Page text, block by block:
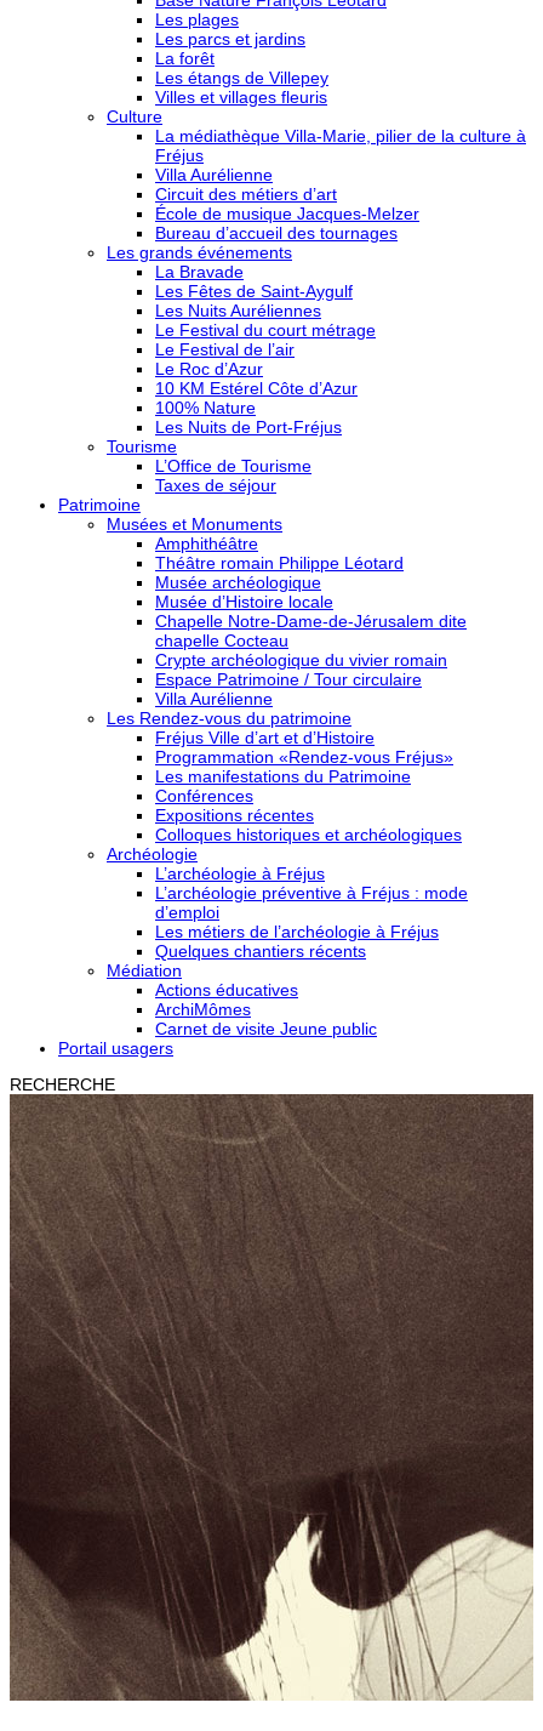
Les plages
Les parcs et jardins
La forêt
Les étangs de Villepey
Villes et villages fleuris
Culture
La médiathèque Villa-Marie, pilier de la culture à
Fréjus
Villa Aurélienne
Circuit des métiers d’art
École de musique Jacques-Melzer
Bureau d’accueil des tournages
Les grands événements
La Bravade
Les Fêtes de Saint-Aygulf
Les Nuits Auréliennes
Le Festival du court métrage
Le Festival de l’air
Le Roc d’Azur
10 KM Estérel Côte d’Azur
100% Nature
Les Nuits de Port-Fréjus
Tourisme
L’Office de Tourisme
Taxes de séjour
Patrimoine
Musées et Monuments
Amphithéâtre
Théâtre romain Philippe Léotard
Musée archéologique
Musée d’Histoire locale
Chapelle Notre-Dame-de-Jérusalem dite
chapelle Cocteau
Crypte archéologique du vivier romain
Espace Patrimoine / Tour circulaire
Villa Aurélienne
Les Rendez-vous du patrimoine
Fréjus Ville d’art et d’Histoire
Programmation «Rendez-vous Fréjus»
Les manifestations du Patrimoine
Conférences
Expositions récentes
Colloques historiques et archéologiques
Archéologie
L’archéologie à Fréjus
L’archéologie préventive à Fréjus : mode
d’emploi
Les métiers de l’archéologie à Fréjus
Quelques chantiers récents
Médiation
Actions éducatives
ArchiMômes
Carnet de visite Jeune public
Portail usagers
RECHERCHE